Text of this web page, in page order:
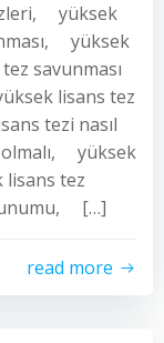
yüksek
yüksek
savunması
lisans tez
tezi nasıl
olmalı, yüksek
tez
[…]
read more